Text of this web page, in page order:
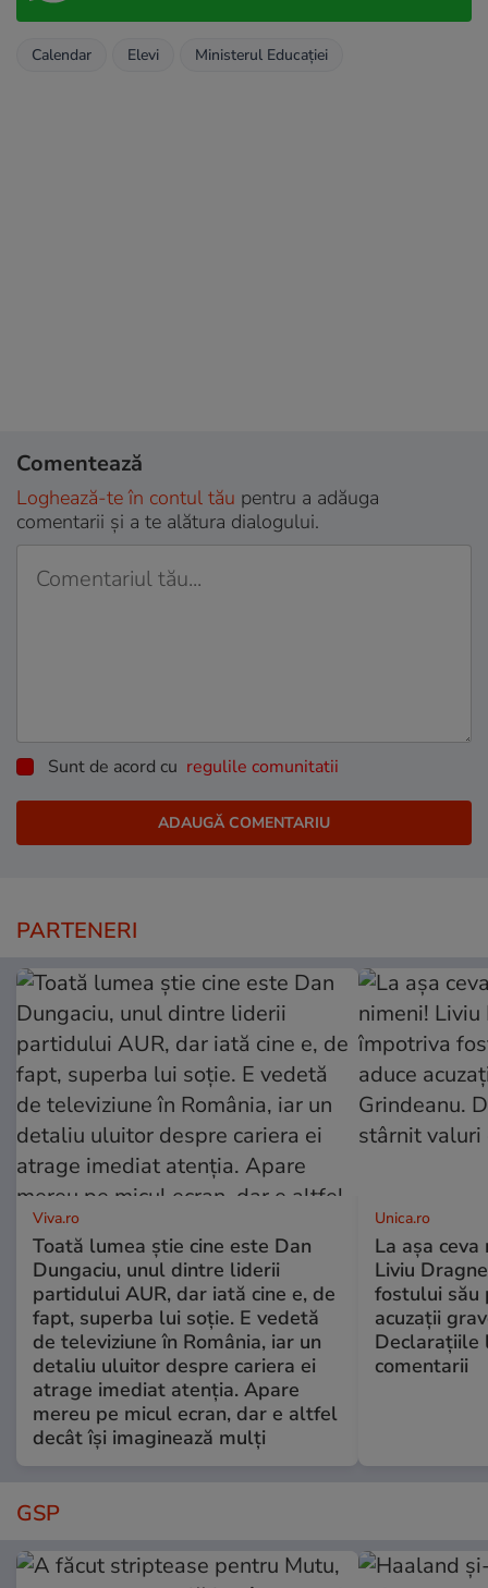
Calendar Elevi Ministerul Educaţiei
Comentează
Loghează-te în contul tău pentru a adăuga
comentarii și a te alătura dialogului.
Sunt de acord cu regulile comunitatii
PARTENERI
Viva.ro
Toată lumea știe cine este Dan
Dungaciu, unul dintre liderii
partidului AUR, dar iată cine e, de
fapt, superba lui soție. E vedetă
de televiziune în România, iar un
detaliu uluitor despre cariera ei
atrage imediat atenția. Apare
mereu pe micul ecran, dar e altfel
decât își imaginează mulți
Unica.ro
La așa
Liviu
fostului său
acuzații
Declarațiile
comentarii
GSP